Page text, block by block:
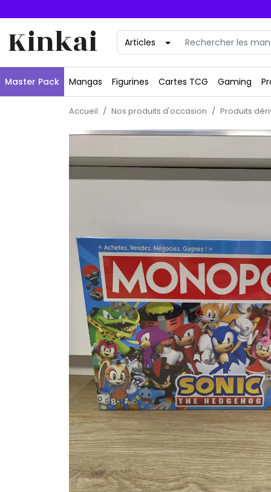
Kinkai
Master Pack Mangas Figurines Cartes TCG Gaming
Accueil Nos produits d'occasion Produits